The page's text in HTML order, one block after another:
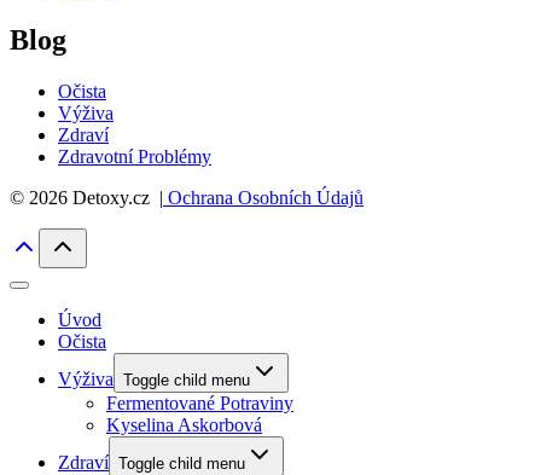
Blog
Očista
Výživa
Zdraví
Zdravotní Problémy
© 2026 Detoxy.cz | Ochrana Osobních Údajů
Úvod
Očista
Výživa Toggle child menu
Fermentované Potraviny
Kyselina Askorbová
Zdraví Toggle child menu